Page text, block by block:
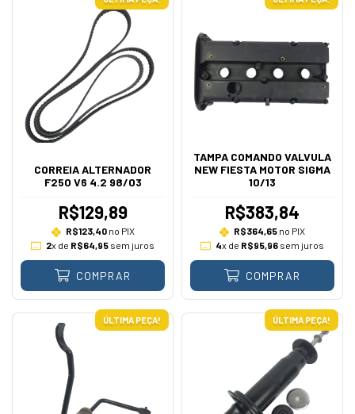
CORREIA ALTERNADOR
F250 V6 4.2 98/03
R$129,89
R$123,40no PIX
2x de R$64,95 sem juros
COMPRAR
TAMPA COMANDO VALVULA
NEW FIESTA MOTOR SIGMA
10/13
R$383,84
R$364,65 no PIX
4x de R$95,96 sem juros
COMPRAR
ÚLTIMA PEÇA! ÚLTIMA PEÇA!